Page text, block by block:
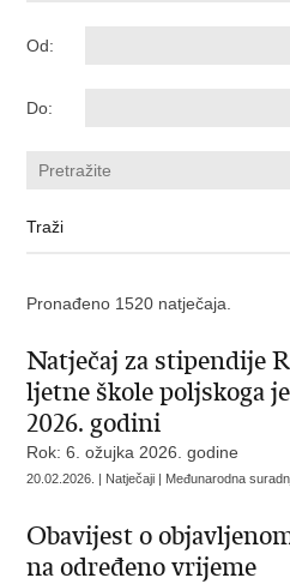
Od:
Do:
Pronađeno 1520 natječaja.
Natječaj za stipendije
ljetne škole poljskoga
2026. godini
Rok: 6. ožujka 2026. godine
20.02.2026. | Natječaji | Međunarodna
Obavijest o
na određeno vrijeme